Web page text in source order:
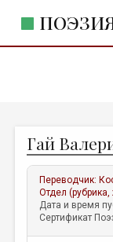
ЖАНРЫ
АВТОРЫ
КОММЕНТАРИИ
ЛИТСАЛОН
Гай
Переводчик:
Отдел (рубрика,
Дата и время
Сертификат